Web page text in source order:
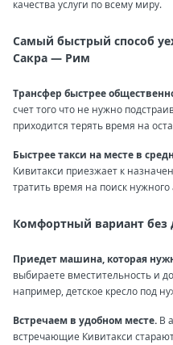
качества услуги по всему миру.
Самый быстрый способ
Сакра — Рим
Трансфер быстрее
счет того что не нужно
приходится терять время на
Быстрее такси на месте в
Кивитакси приезжает к
тратить время на поиск
Комфортный вариант без
Приедет машина, которая
выбираете вместительность и
например, детское кресло под
Встречаем в удобном месте. В
встречающие Кивитакси